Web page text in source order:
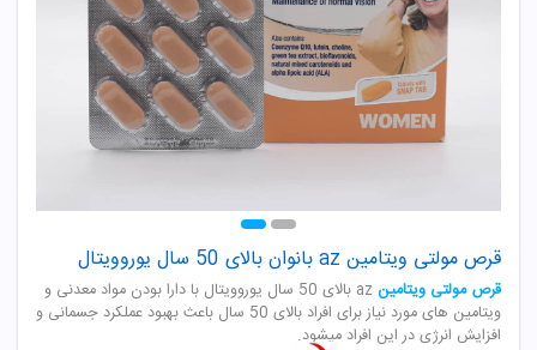
قرص مولتی ویتامین az بانوان بالای 50 سال یوروویتال
قرص مولتی ویتامین
az بالای 50 سال یوروویتال با دارا بودن مواد معدنی و
ویتامین های مورد نیاز برای افراد بالای 50 سال باعث بهبود عملکرد جسمانی و
افزایش انرژی در این افراد میشود.